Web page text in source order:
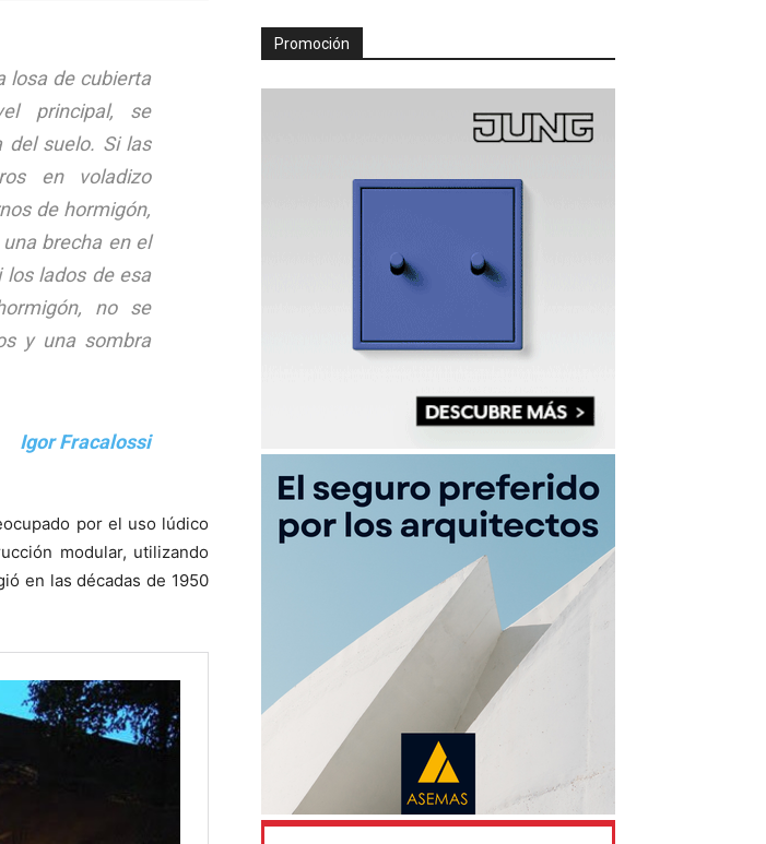
losa de cubierta
principal, se
del suelo. Si las
en voladizo
de hormigón,
brecha en el
lados de esa
no se
y una sombra
Igor Fracalossi
por el uso lúdico
modular, utilizando
en las décadas de 1950
Promoción